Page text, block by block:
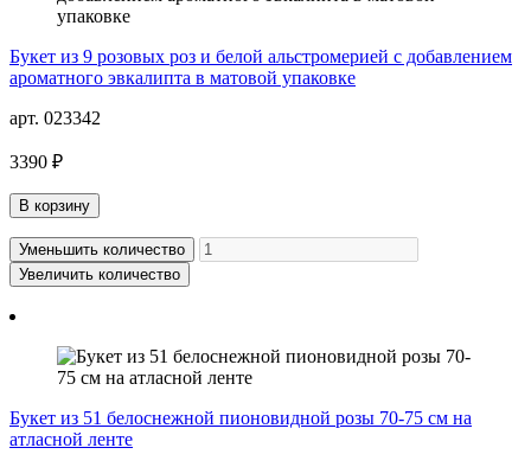
Букет из 9 розовых роз и белой альстромерией с добавлением
ароматного эвкалипта в матовой упаковке
арт. 023342
3390 ₽
В корзину
Уменьшить количество
Увеличить количество
Букет из 51 белоснежной пионовидной розы 70-75 см на
атласной ленте